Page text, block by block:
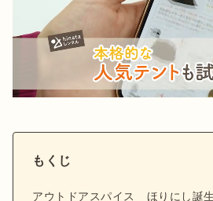
もくじ
アウトドアスパイス ほりにし誕